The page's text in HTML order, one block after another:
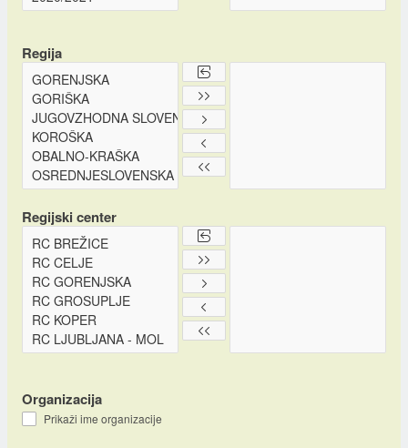
Regija
Regijski center
Organizacija
Prikaži ime organizacije